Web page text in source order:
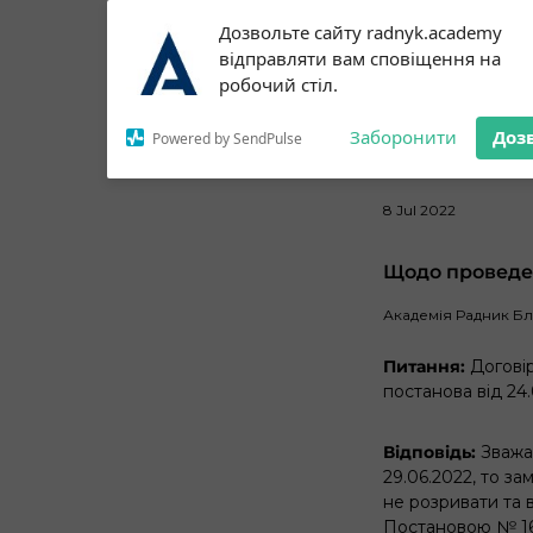
Дозвольте сайту radnyk.academy
відправляти вам сповіщення на
робочий стіл.
Powered by SendPulse Заборонити
notifications!
To enable permission prompts, click
on the notification icon
8 Jul 2022
Щодо
Академія Радник
Питання:
постанова від
Відповідь:
29.06.2022, то
не розривати та
Постановою №